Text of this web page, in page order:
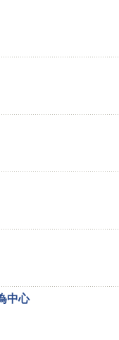
中心